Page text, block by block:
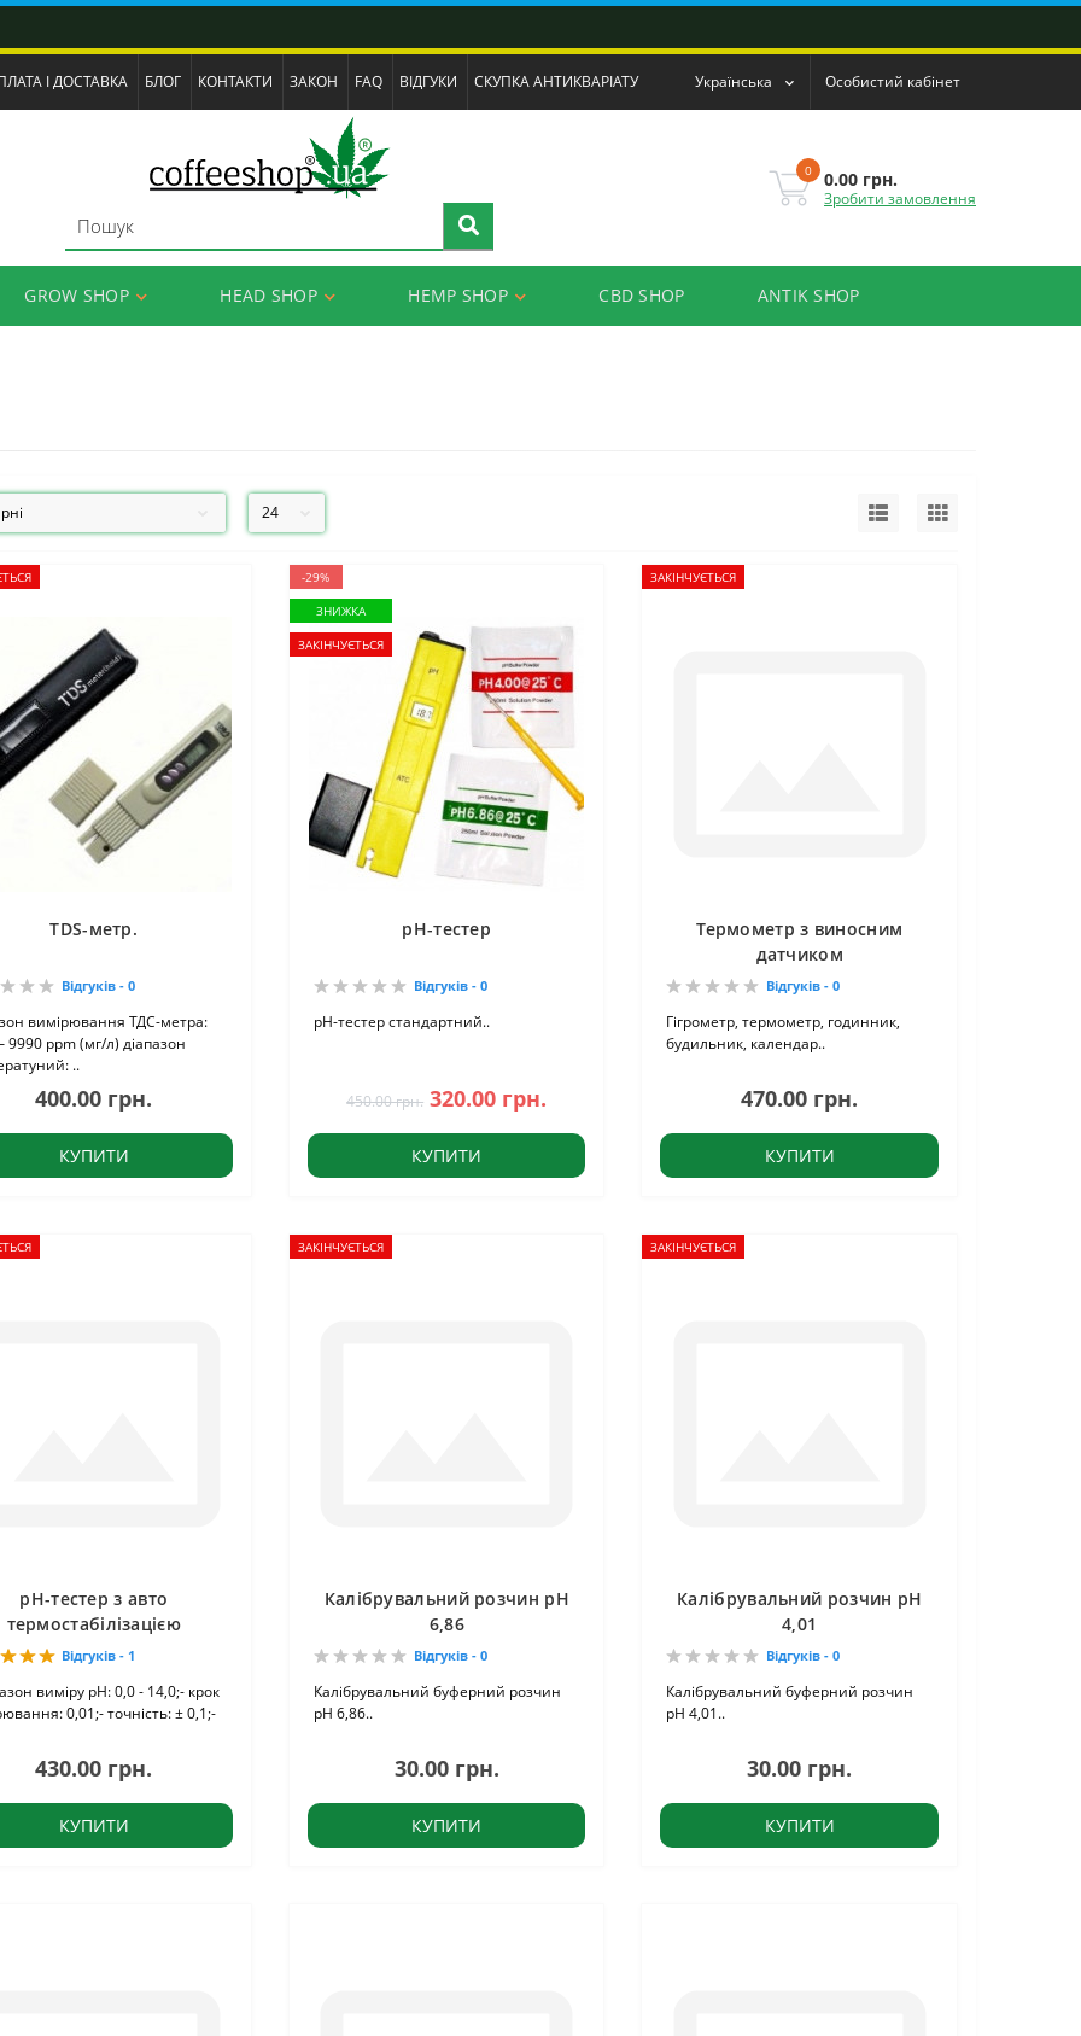
І ДОСТАВКА БЛОГ КОНТАКТИ ЗАКОН FAQ ВІДГУКИ СКУПКА АНТИКВАРІАТУ Українська Особистий кабінет
0 0.00 грн.
Зробити замовлення
GROW SHOP HEAD SHOP HEMP SHOP CBD SHOP ANTIK SHOP
TDS-метр.
Відгуків - 0
вимірювання ТДС-метра:
9990 ppm (мг/л) діапазон
..
400.00 грн.
КУПИТИ
-29%
ЗНИЖКА
ЗАКІНЧУЄТЬСЯ
рН-тестер
Відгуків - 0
рН-тестер стандартний..
450.00 грн. 320.00 грн.
КУПИТИ
ЗАКІНЧУЄТЬСЯ
Термометр з виносним
датчиком
Відгуків - 0
Гігрометр, термометр, годинник,
будильник, календар..
470.00 грн.
КУПИТИ
pH-тестер з авто
термостабілізацією
Відгуків - 1
виміру pH: 0,0 - 14,0;- крок
0,01;- точність: ± 0,1;-
430.00 грн.
КУПИТИ
ЗАКІНЧУЄТЬСЯ
Калібрувальний розчин pH
6,86
Відгуків - 0
Калібрувальний буферний розчин
pH 6,86..
30.00 грн.
КУПИТИ
ЗАКІНЧУЄТЬСЯ
Калібрувальний розчин pH
4,01
Відгуків - 0
Калібрувальний буферний розчин
pH 4,01..
30.00 грн.
КУПИТИ